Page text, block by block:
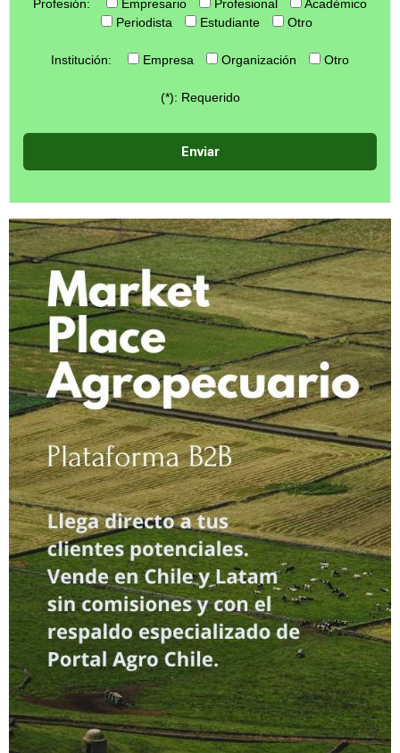
Profesión: Empresario Profesional
Académico
Periodista
Estudiante Otro
Institución: Empresa Organización Otro
(*): Requerido